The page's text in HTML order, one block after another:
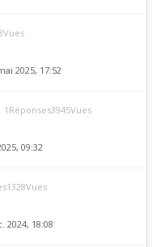
2025, 17:52
1Réponses3945Vues
09:32
2024, 18:08